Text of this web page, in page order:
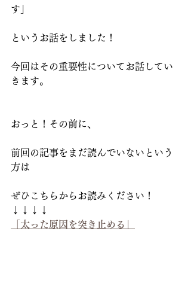
す」
というお話をしました！
今回はその重要性についてお話してい
きます。
おっと！その前に、
前回の記事をまだ読んでいないという
方は
ぜひこちらからお読みください！
↓↓↓↓
「太った原因を突き止める」